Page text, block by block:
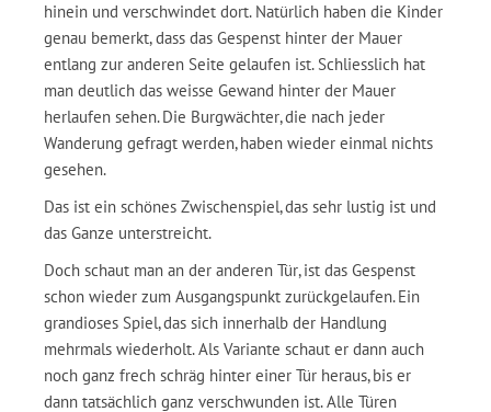
hinein und verschwindet dort. Natürlich haben die Kinder
genau bemerkt, dass das Gespenst hinter der Mauer
entlang zur anderen Seite gelaufen ist. Schliesslich hat
man deutlich das weisse Gewand hinter der Mauer
herlaufen sehen. Die Burgwächter, die nach jeder
Wanderung gefragt werden, haben wieder einmal nichts
gesehen.
Das ist ein schönes Zwischenspiel, das sehr lustig ist und
das Ganze unterstreicht.
Doch schaut man an der anderen Tür, ist das Gespenst
schon wieder zum Ausgangspunkt zurückgelaufen. Ein
grandioses Spiel, das sich innerhalb der Handlung
mehrmals wiederholt. Als Variante schaut er dann auch
noch ganz frech schräg hinter einer Tür heraus, bis er
dann tatsächlich ganz verschwunden ist. Alle Türen